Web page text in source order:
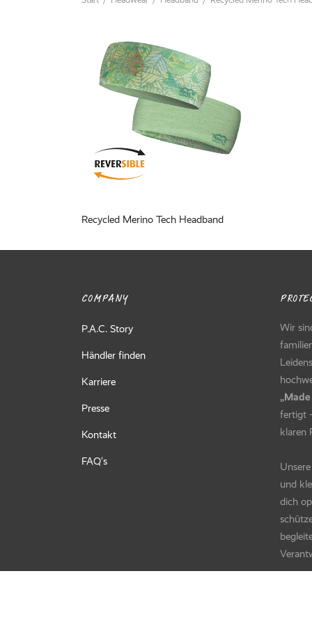
Recycled Merino Tech Headband
COMPANY
P.A.C. Story
Händler finden
Karriere
Presse
Kontakt
FAQ’s
Wir
fertigt
klaren
und
dich